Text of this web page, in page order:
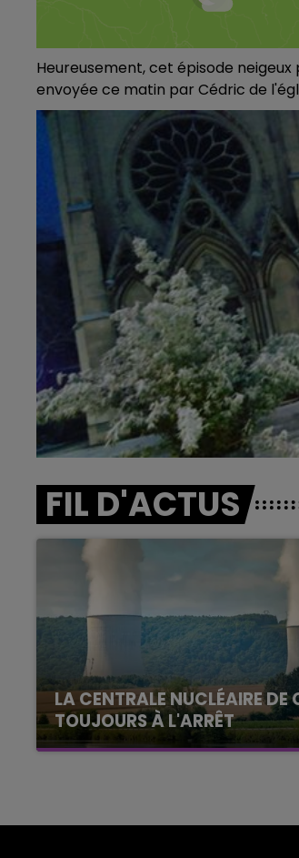
Heureusement, cet épisode
envoyée ce matin par Cédric de
FIL D'ACTUS
LA CENTRALE NUCLÉAIRE DE
TOUJOURS À L'ARRÊT
Cela fait déjà une semaine que la